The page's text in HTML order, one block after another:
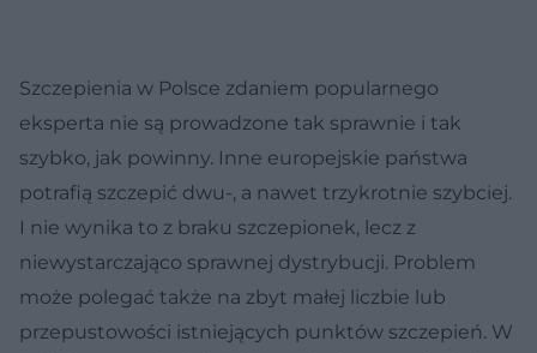
Szczepienia w Polsce zdaniem popularnego
eksperta nie są prowadzone tak sprawnie i tak
szybko, jak powinny. Inne europejskie państwa
potrafią szczepić dwu-, a nawet trzykrotnie szybciej.
I nie wynika to z braku szczepionek, lecz z
niewystarczająco sprawnej dystrybucji. Problem
może polegać także na zbyt małej liczbie lub
przepustowości istniejących punktów szczepień. W